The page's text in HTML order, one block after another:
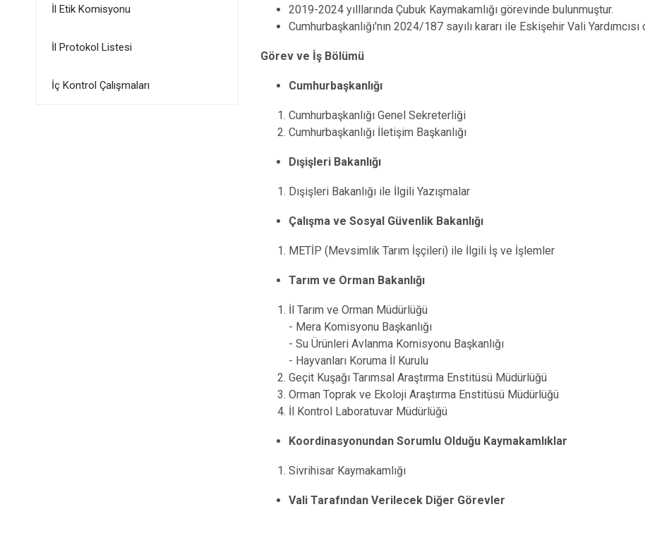
İl Etik Komisyonu
İl Protokol Listesi
İç Kontrol Çalışmaları
2019-2024 yılllarında Çubuk Kaymakamlığı görevinde bulunmuştur.
Cumhurbaşkanlığı'nın 2024/187 sayılı kararı ile Eskişehir Vali Yardımcısı
Görev ve İş Bölümü
Cumhurbaşkanlığı
Cumhurbaşkanlığı Genel Sekreterliği
Cumhurbaşkanlığı İletişim Başkanlığı
Dışişleri Bakanlığı
Dışişleri Bakanlığı ile İlgili Yazışmalar
Çalışma ve Sosyal Güvenlik Bakanlığı
METİP (Mevsimlik Tarım İşçileri) ile İlgili İş ve İşlemler
Tarım ve Orman Bakanlığı
İl Tarım ve Orman Müdürlüğü
- Mera Komisyonu Başkanlığı
- Su Ürünleri Avlanma Komisyonu Başkanlığı
- Hayvanları Koruma İl Kurulu
Geçit Kuşağı Tarımsal Araştırma Enstitüsü Müdürlüğü
Orman Toprak ve Ekoloji Araştırma Enstitüsü Müdürlüğü
İl Kontrol Laboratuvar Müdürlüğü
Koordinasyonundan Sorumlu Olduğu Kaymakamlıklar
Sivrihisar Kaymakamlığı
Vali Tarafından Verilecek Diğer Görevler